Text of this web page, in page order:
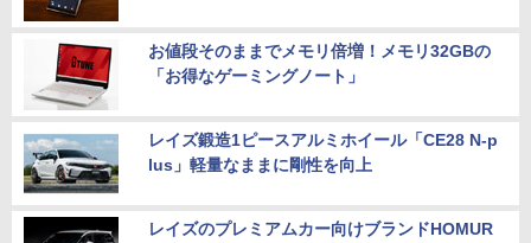
お値段そのままでメモリ倍増！メモリ32GBの
「お得なゲーミングノート」
レイズ鍛造1ピースアルミホイール「CE28 N-p
lus」軽量なままに剛性を向上
レイズのプレミアムカー向けブランドHOMUR